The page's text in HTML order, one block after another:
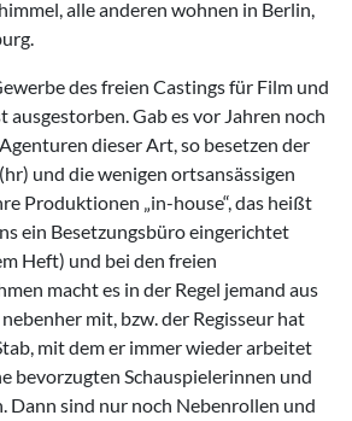
alle anderen wohnen in Berlin,
des freien Castings für Film und
ausgestorben. Gab es vor Jahren noch
dieser Art, so besetzen der
und die wenigen ortsansässigen
Produktionen „in-house“, das heißt
ein Besetzungsbüro eingerichtet
Heft) und bei den freien
macht es in der Regel jemand aus
mit, bzw. der Regisseur hat
mit dem er immer wieder arbeitet
bevorzugten Schauspielerinnen und
Dann sind nur noch Nebenrollen und